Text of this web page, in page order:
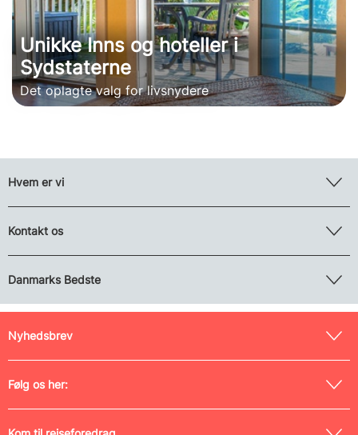
Unikke Inns og hoteller i
Sydstaterne
Det oplagte valg for livsnydere
Hvem er vi
Kontakt os
Danmarks Bedste
Nyhedsbrev
Følg os her: